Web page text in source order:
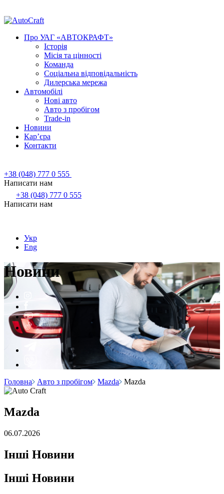
Про УАГ «АВТОКРАФТ»
Історія
Місія та цінності
Команда
Соціальна відповідальність
Дилерська мережа
Автомобілі
Нові авто
Авто з пробігом
Trade-in
Новини
Кар’єра
Контакти
+38 (048) 777 0 555
Написати нам
+38 (048) 777 0 555
Написати нам
Укр
Eng
Новини
Головна Авто з пробігом Mazda Mazda
Mazda
06.07.2026
Інші Новини
Інші Новини